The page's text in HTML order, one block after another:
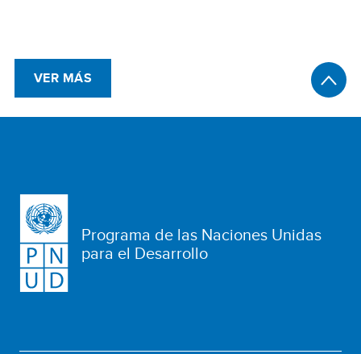
VER MÁS
Programa de las Naciones Unidas
para el Desarrollo